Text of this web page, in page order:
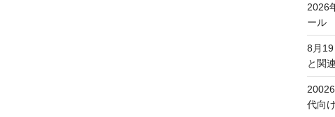
2026
ール
8月
と関
代向